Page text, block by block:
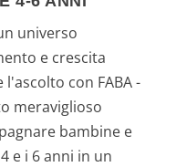
universo
e crescita
con FABA -
meraviglioso
bambine e
e i 6 anni in un